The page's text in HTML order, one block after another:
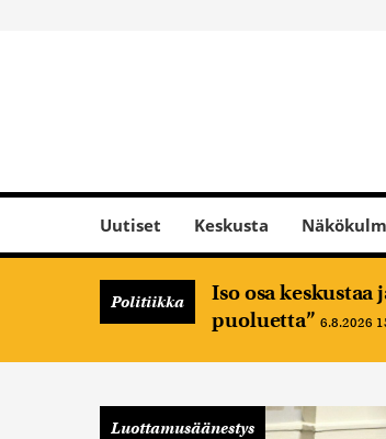
Uutiset Keskusta
Politiikka
Iso osa
puoluetta” 6.8.2026
Luottamusäänestys